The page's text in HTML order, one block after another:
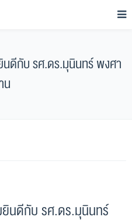
นดีกับ รศ.ดร.มุนินทร์ พงศา
น
ยินดีกับ รศ.ดร.มุนินทร์